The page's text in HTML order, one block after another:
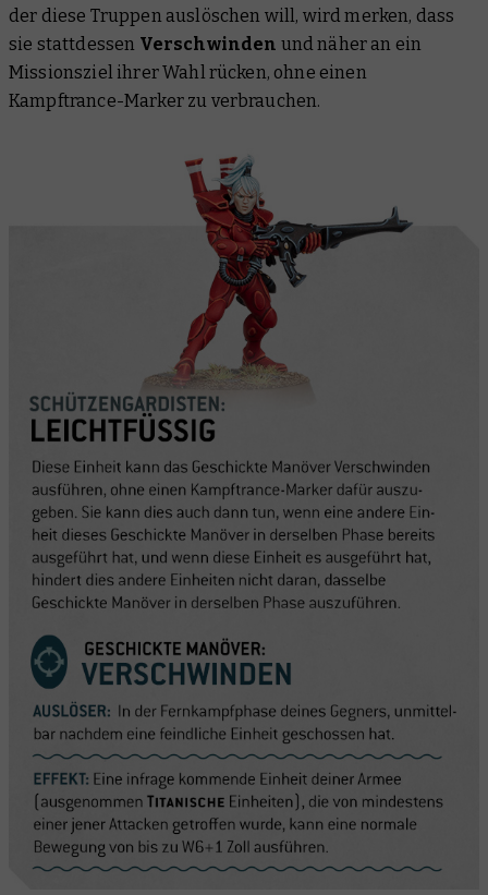
der diese Truppen auslöschen will, wird merken, dass
sie stattdessen Verschwinden und näher an ein
Missionsziel ihrer Wahl rücken, ohne einen
Kampftrance-Marker zu verbrauchen.